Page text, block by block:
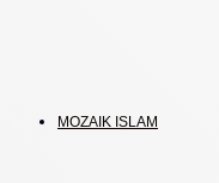
MOZAIK ISLAM